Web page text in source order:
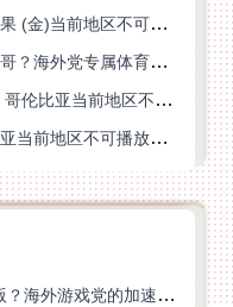
在海外看世界杯直播英格兰 vs 刚果 (金)当前地区不可播放？这篇指南帮你突破所有限制
在国外如何看世界杯巴西 vs 摩洛哥？海外党专属体育观赛指南来了
在国外看世界杯中文直播瑞士 VS 哥伦比亚当前地区不可播放？这篇指南帮你搞定
在国外看世界杯巴拿马 vs 克罗地亚当前地区不可播放？这篇指南帮你轻松解决海外体育直播难题
巴西怎么玩边锋四人斗地主精简版？海外游戏党的加速器终极选择